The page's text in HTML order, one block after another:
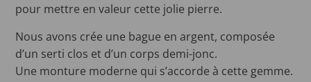
pour mettre en valeur cette jolie pierre.
Nous avons crée une bague en argent, composée
d’un serti clos et d’un corps demi-jonc.
Une monture moderne qui s’accorde à cette gemme.